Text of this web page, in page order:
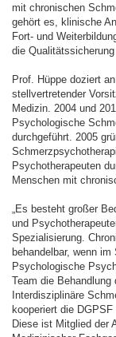
mit chronischen
gehört es, klinische
Fort- und
die
Prof. Hüppe doziert
stellvertretender
Medizin. 2004 und
Psychologische
durchgeführt. 2005
Psychotherapeuten
Menschen mit
„Es besteht großer
und
Spezialisierung.
behandelbar, wenn
Psychologische
Team die
Interdisziplinäre
kooperiert die
Diese ist Mitglied der